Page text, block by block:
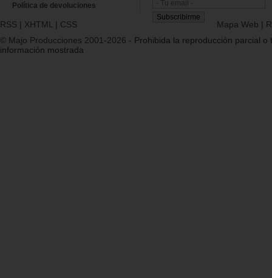
Política de devoluciones
RSS | XHTML | CSS Mapa Web |
© Majo Producciones 2001-2026 - Prohibida la reproducción parcial o
información mostrada